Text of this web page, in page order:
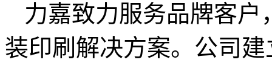
力嘉致力服务品牌客
装印刷解决方案。公司